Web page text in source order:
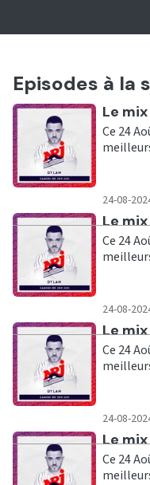
Episodes à la
Le
Ce 24
24-08-
Le
Ce 24
24-08-
Le
Ce 24
24-08-
Le
Ce 24